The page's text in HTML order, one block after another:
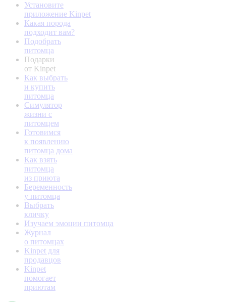
Установите
приложение Kinpet
Какая порода
подходит вам?
Подобрать
питомца
Подарки
от Kinpet
Как выбрать
и купить
питомца
Симулятор
жизни с
питомцем
Готовимся
к появлению
питомца дома
Как взять
питомца
из приюта
Беременность
у питомца
Выбрать
кличку
Изучаем эмоции питомца
Журнал
о питомцах
Kinpet для
продавцов
Kinpet
помогает
приютам